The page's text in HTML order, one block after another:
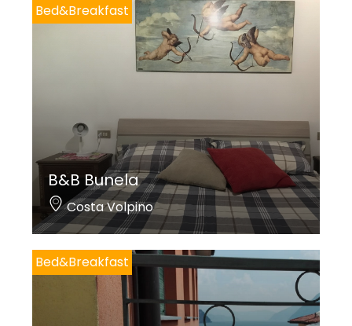
Bed&Breakfast
B&B Bunela
Costa Volpino
Bed&Breakfast